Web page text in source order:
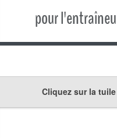
pour
Cliquez sur la